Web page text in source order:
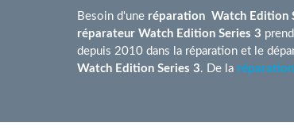
Besoin d'une réparation Watch Edition
réparateur Watch Edition Series 3
depuis 2010 dans la réparation et le
Watch Edition Series 3. De la